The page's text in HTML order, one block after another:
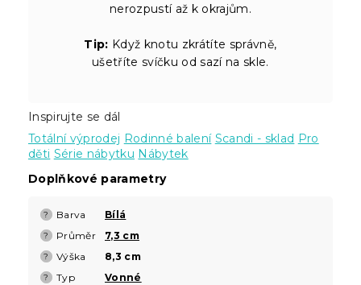
nerozpustí až k okrajům.
Tip: Když knotu zkrátíte správně,
ušetříte svíčku od sazí na skle.
Inspirujte se dál
Totální výprodej Rodinné balení Scandi - sklad Pro
děti Série nábytku Nábytek
Doplňkové parametry
? Barva Bílá
? Průměr 7,3 cm
? Výška 8,3 cm
? Typ
Vonné